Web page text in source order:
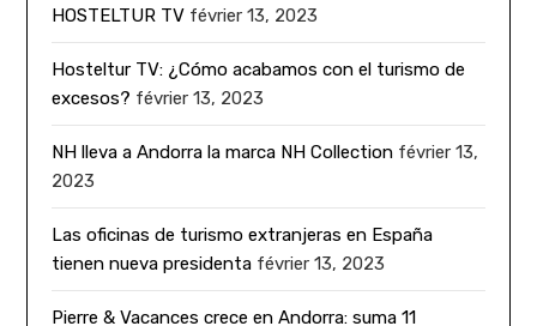
HOSTELTUR TV février 13, 2023
Hosteltur TV: ¿Cómo acabamos con el turismo de
excesos? février 13, 2023
NH lleva a Andorra la marca NH Collection février 13,
2023
Las oficinas de turismo extranjeras en España
tienen nueva presidenta février 13, 2023
Pierre & Vacances crece en Andorra: suma 11